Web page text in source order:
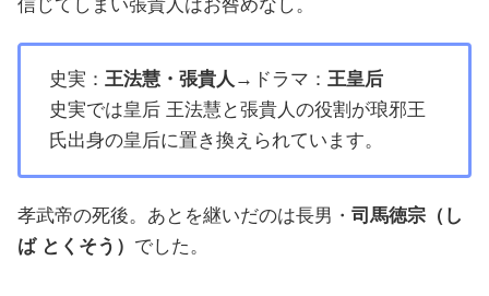
信じてしまい張貴人はお咎めなし。
史実： 王法慧・張貴人 →ドラマ： 王皇后
史実では皇后 王法慧と張貴人の役割が琅邪王
氏出身の皇后に置き換えられています。
孝武帝の死後。あとを継いだのは長男・ 司馬徳宗（し
ば とくそう） でした。